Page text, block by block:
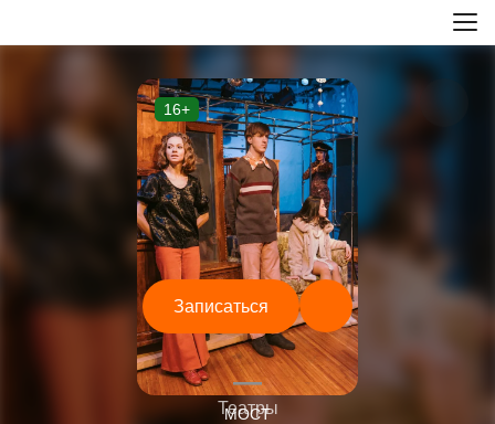
16+
Театры
Записаться
—
МОСТ